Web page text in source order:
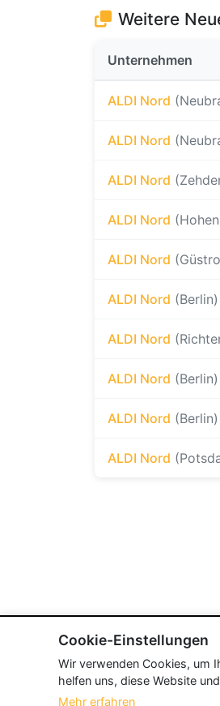
Weitere
Unternehmen
ALDI Nord
ALDI Nord
ALDI Nord
ALDI Nord
ALDI Nord
ALDI Nord (Berlin)
ALDI Nord
ALDI Nord (Berlin)
ALDI Nord (Berlin)
ALDI Nord
Cookie-Einstellungen
Wir verwenden Cookies, um
helfen uns, diese Website
Mehr erfahren